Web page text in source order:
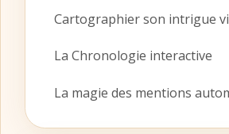
Cartographier son intrigue
La Chronologie interactive
La magie des mentions